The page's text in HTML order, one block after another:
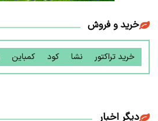
خرید و فروش
خرید تراکتور نشا کود کمباین
دیگر اخبار